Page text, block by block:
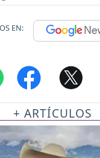
EN:
+ ARTÍCULOS